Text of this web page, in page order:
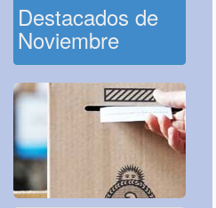
Destacados de
Noviembre